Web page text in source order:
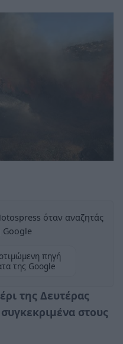
όταν αναζητάς
Google
πηγή
της Google
της Δευτέρας
στους